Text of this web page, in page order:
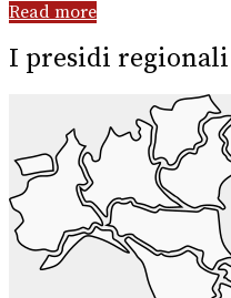
Read more
I presidi